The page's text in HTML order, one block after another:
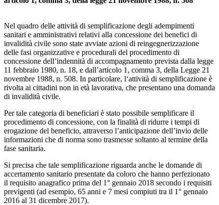
Nel quadro delle attività di semplificazione degli adempimenti
sanitari e amministrativi relativi alla concessione dei benefici di
invalidità civile sono state avviate azioni di reingegnerizzazione
delle fasi organizzative e procedurali del procedimento di
concessione dell’indennità di accompagnamento prevista dalla legge
11 febbraio 1980, n. 18, e dall’articolo 1, comma 3, della Legge 21
novembre 1988, n. 508. In particolare, l‘attività di semplificazione è
rivolta ai cittadini non in età lavorativa, che presentano una domanda
di invalidità civile.
Per tale categoria di beneficiari è stato possibile semplificare il
procedimento di concessione, con la finalità di ridurre i tempi di
erogazione del beneficio, attraverso l’anticipazione dell’invio delle
informazioni che di norma sono trasmesse soltanto al termine della
fase sanitaria.
Si precisa che tale semplificazione riguarda anche le domande di
accertamento sanitario presentate da coloro che hanno perfezionato
il requisito anagrafico prima del 1° gennaio 2018 secondo i requisiti
previgenti (ad esempio, 65 anni e 7 mesi compiuti tra il 1° gennaio
2016 al 31 dicembre 2017).